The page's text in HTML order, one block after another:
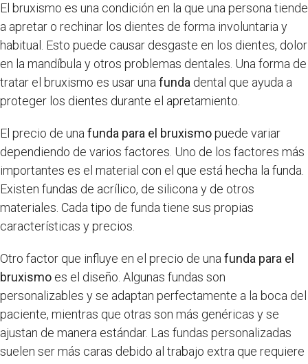
El bruxismo es una condición en la que una persona tiende
a apretar o rechinar los dientes de forma involuntaria y
habitual. Esto puede causar desgaste en los dientes, dolor
en la mandíbula y otros problemas dentales. Una forma de
tratar el bruxismo es usar una funda dental que ayuda a
proteger los dientes durante el apretamiento.
El precio de una funda para el bruxismopuede variar
dependiendo de varios factores. Uno de los factores más
importantes es el material con el que está hecha la funda.
Existen fundas de acrílico, de silicona y de otros
materiales. Cada tipo de funda tiene sus propias
características y precios.
Otro factor que influye en el precio de una funda para el
bruxismo es el diseño. Algunas fundas son
personalizables y se adaptan perfectamente a la boca del
paciente, mientras que otras son más genéricas y se
ajustan de manera estándar. Las fundas personalizadas
suelen ser más caras debido al trabajo extra que requiere